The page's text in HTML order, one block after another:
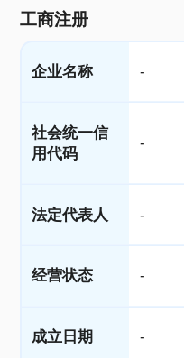
工商注册
企业名称 -
社会统一信
用代码
-
法定代表人 -
经营状态 -
成立日期 -